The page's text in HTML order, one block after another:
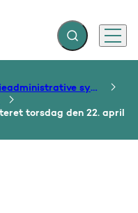
Fold søgefelt ud
Menu
Studieadministrative systemer
torsdag den 22. april